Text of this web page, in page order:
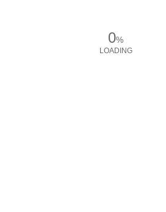
0%
LOADING